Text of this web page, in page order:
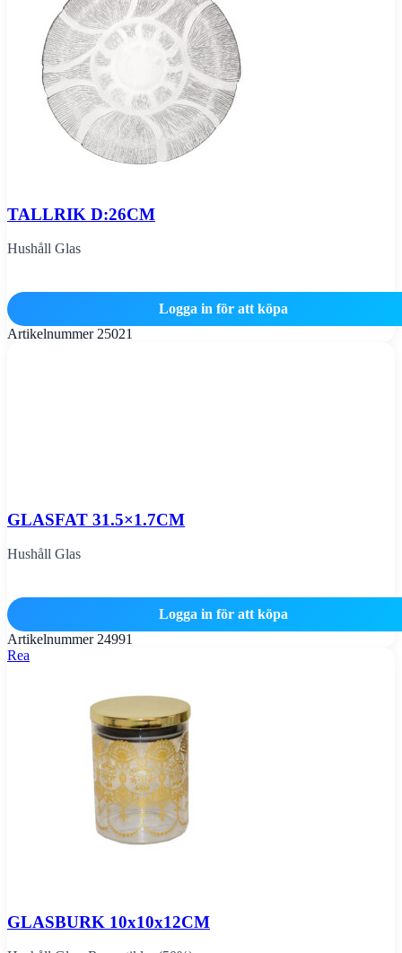
TALLRIK D:26CM
Hushåll Glas
Logga in för att köpa
Artikelnummer 25021
GLASFAT 31.5×1.7CM
Hushåll Glas
Logga in för att köpa
Artikelnummer 24991
Rea
GLASBURK 10x10x12CM